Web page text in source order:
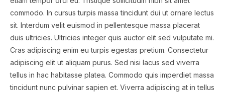
commodo. In cursus turpis massa tincidunt dui ut ornare lectus
sit. Interdum velit euismod in pellentesque massa placerat
duis ultricies. Ultricies integer quis auctor elit sed vulputate mi.
Cras adipiscing enim eu turpis egestas pretium. Consectetur
adipiscing elit ut aliquam purus. Sed nisi lacus sed viverra
tellus in hac habitasse platea. Commodo quis imperdiet massa
tincidunt nunc pulvinar sapien et. Viverra adipiscing at in tellus